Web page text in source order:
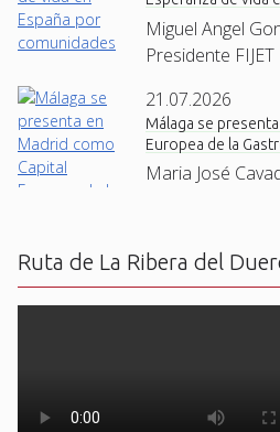
Miguel Angel
Presidente
21.07.2026
Málaga se
Europea de la
Maria José
Ruta de La Ribera del